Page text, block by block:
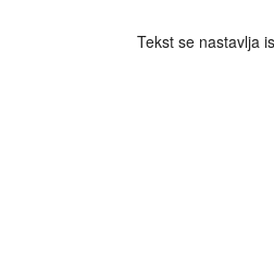
Tekst se nastavlja